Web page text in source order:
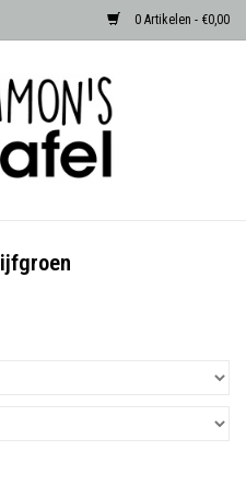
0 Artikelen - €0,00